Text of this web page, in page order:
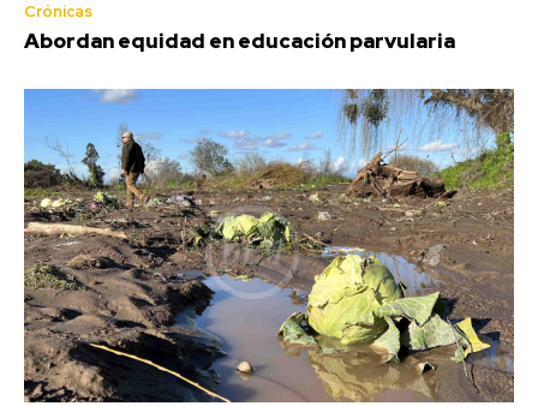
Crónicas
Abordan equidad en educación parvularia